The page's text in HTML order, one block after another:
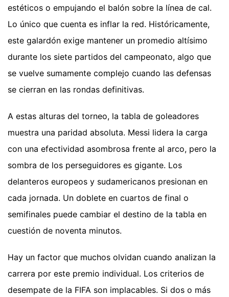
estéticos o empujando el balón sobre la línea de cal.
Lo único que cuenta es inflar la red. Históricamente,
este galardón exige mantener un promedio altísimo
durante los siete partidos del campeonato, algo que
se vuelve sumamente complejo cuando las defensas
se cierran en las rondas definitivas.
A estas alturas del torneo, la tabla de goleadores
muestra una paridad absoluta. Messi lidera la carga
con una efectividad asombrosa frente al arco, pero la
sombra de los perseguidores es gigante. Los
delanteros europeos y sudamericanos presionan en
cada jornada. Un doblete en cuartos de final o
semifinales puede cambiar el destino de la tabla en
cuestión de noventa minutos.
Hay un factor que muchos olvidan cuando analizan la
carrera por este premio individual. Los criterios de
desempate de la FIFA son implacables. Si dos o más